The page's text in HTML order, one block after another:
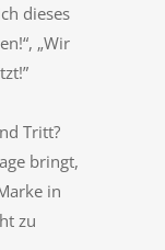
dieses
„Wir
Tritt?
bringt,
in
zu